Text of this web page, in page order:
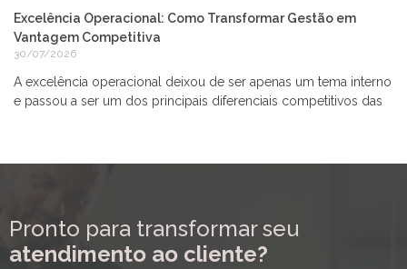
Excelência Operacional: Como Transformar Gestão em
Vantagem Competitiva
30/07/2026
A excelência operacional deixou de ser apenas um tema interno
e passou a ser um dos principais diferenciais competitivos das
Pronto para transformar seu
atendimento ao cliente?